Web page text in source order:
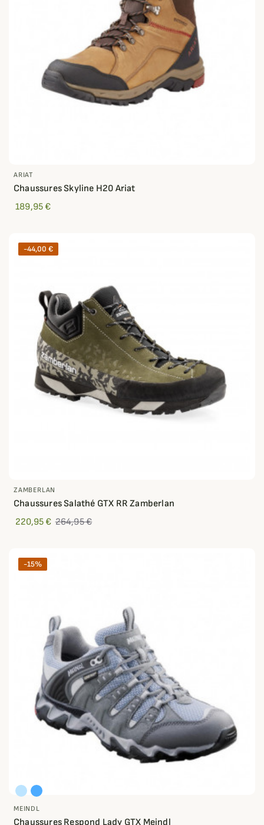
ARIAT
Chaussures Skyline H20 Ariat
189,95 €
-44,00 €
ZAMBERLAN
Chaussures Salathé GTX RR Zamberlan
220,95 € 264,95 €
-15%
MEINDL
Chaussures Respond Lady GTX Meindl